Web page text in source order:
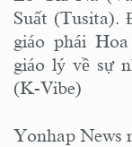
Suất (Tusita).
giáo phái
giáo lý về sự
(K-Vibe)
Yonhap News